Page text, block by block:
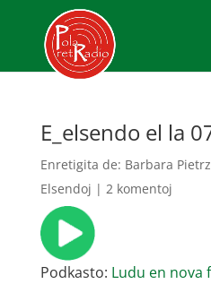
E_elsendo el la
Enretigita de: Barbara
Elsendoj | 2 komentoj
Podkasto: Ludu en nova